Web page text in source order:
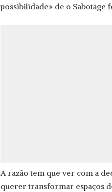
possibilidade» de o Sabotage
A razão tem que ver com a
querer transformar espaços